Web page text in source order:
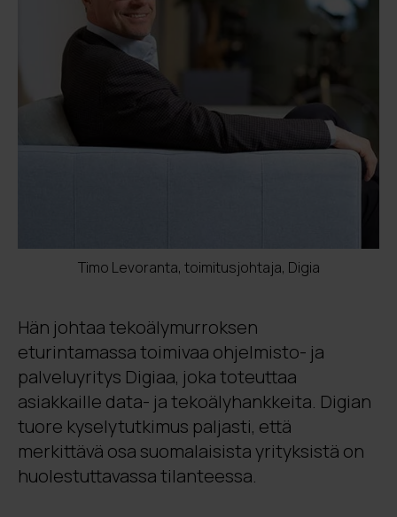
Timo Levoranta, toimitusjohtaja, Digia
Hän johtaa tekoälymurroksen
eturintamassa toimivaa ohjelmisto- ja
palveluyritys Digiaa, joka toteuttaa
asiakkaille data- ja tekoälyhankkeita. Digian
tuore kyselytutkimus paljasti, että
merkittävä osa suomalaisista yrityksistä on
huolestuttavassa tilanteessa.